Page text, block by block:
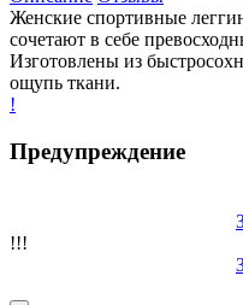
Женские спортивные
сочетают в себе
Изготовлены из
ощупь ткани.
!
Предупреждение
!!!